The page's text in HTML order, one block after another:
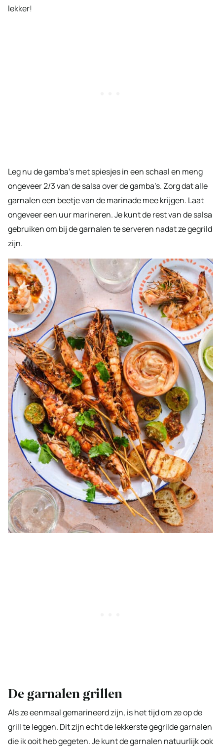
lekker!
Leg nu de gamba’s met spiesjes in een schaal en meng
ongeveer 2/3 van de salsa over de gamba’s. Zorg dat alle
garnalen een beetje van de marinade mee krijgen. Laat
ongeveer een uur marineren. Je kunt de rest van de salsa
gebruiken om bij de garnalen te serveren nadat ze gegrild
zijn.
De garnalen grillen
Als ze eenmaal gemarineerd zijn, is het tijd om ze op de
grill te leggen. Dit zijn echt de lekkerste gegrilde garnalen
die ik ooit heb gegeten. Je kunt de garnalen natuurlijk ook